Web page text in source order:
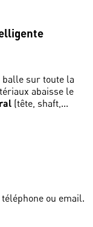
balle sur toute la
abaisse le
(tête, shaft,...
ou email.